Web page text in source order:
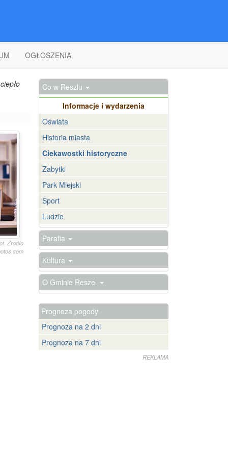
OGŁOSZENIA
Źródło
Co w Reszlu
Informacje i wydarzenia
Oświata
Historia miasta
Ciekawostki historyczne
Zabytki
Park Miejski
Sport
Ludzie
Parafia
Kultura
O Gminie Reszel
Prognoza pogody
Prognoza na 2 dni
Prognoza na 7 dni
REKLAMA